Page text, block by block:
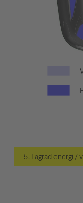
5. Lagrad energi /